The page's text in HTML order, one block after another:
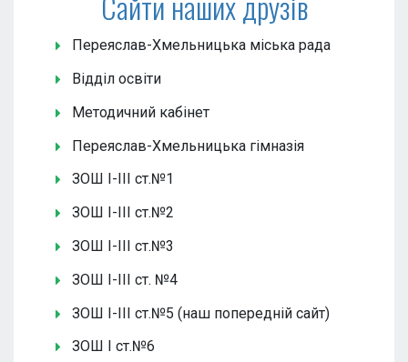
Переяслав-Хмельницька міська рада
Відділ освіти
Методичний кабінет
Переяслав-Хмельницька гімназія
ЗОШ І-ІІІ ст.№1
ЗОШ І-ІІІ ст.№2
ЗОШ І-ІІІ ст.№3
ЗОШ І-ІІІ ст. №4
ЗОШ І-ІІІ ст.№5 (наш попередній сайт)
ЗОШ І ст.№6